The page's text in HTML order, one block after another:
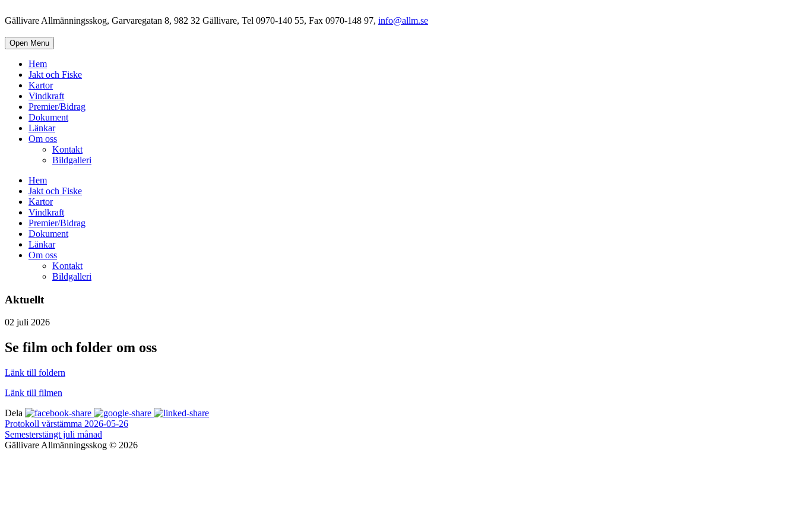
Gällivare Allmänningsskog, Garvaregatan 8, 982 32 Gällivare, Tel 0970-140 55, Fax 0970-148 97, info@allm.se
Open Menu
Hem
Jakt och Fiske
Kartor
Vindkraft
Premier/Bidrag
Dokument
Länkar
Om oss
Kontakt
Bildgalleri
Hem
Jakt och Fiske
Kartor
Vindkraft
Premier/Bidrag
Dokument
Länkar
Om oss
Kontakt
Bildgalleri
Aktuellt
02 juli 2026
Se film och folder om oss
Länk till foldern
Länk till filmen
Dela
Protokoll vårstämma 2026-05-26
Semesterstängt juli månad
Gällivare Allmänningsskog © 2026